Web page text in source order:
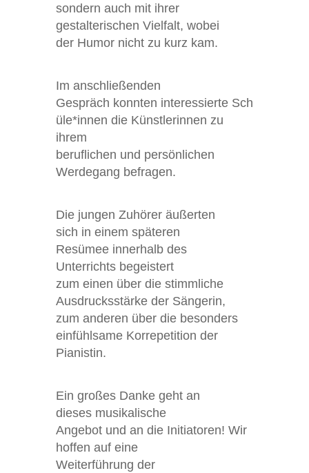
sondern auch mit ihrer
gestalterischen Vielfalt, wobei
der Humor nicht zu kurz kam.
Im anschließenden
Gespräch konnten interessierte Sch
üle*innen die Künstlerinnen zu
ihrem
beruflichen und persönlichen
Werdegang befragen.
Die jungen Zuhörer äußerten
sich in einem späteren
Resümee innerhalb des
Unterrichts begeistert
zum einen über die stimmliche
Ausdrucksstärke der Sängerin,
zum anderen über die besonders
einfühlsame Korrepetition der
Pianistin.
Ein großes Danke geht an
diesesmusikalische
Angebot und an die Initiatoren! Wir
hoffen auf eine
Weiterführung der